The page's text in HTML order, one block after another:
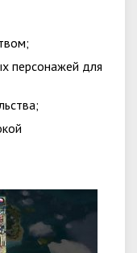
персонажей для